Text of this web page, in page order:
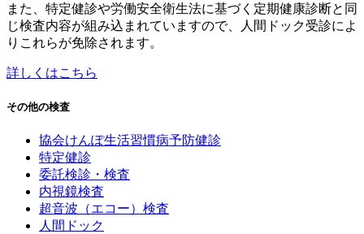
また、特定健診や労働安全衛生法に基づく定期健康診断と同
じ検査内容が組み込まれていますので、人間ドック受診によ
りこれらが免除されます。
詳しくはこちら
その他の検査
協会けんぽ生活習慣病予防健診
特定健診
委託検診・検査
内視鏡検査
超音波（エコー）検査
人間ドック